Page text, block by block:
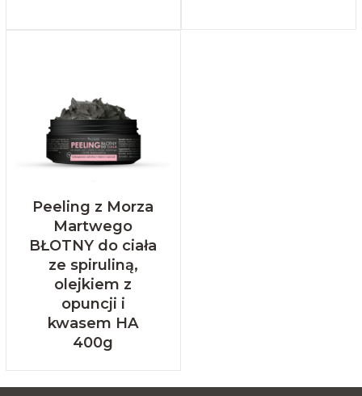
Peeling z Morza
Martwego
BŁOTNY do ciała
ze spiruliną,
olejkiem z
opuncji i
kwasem HA
400g